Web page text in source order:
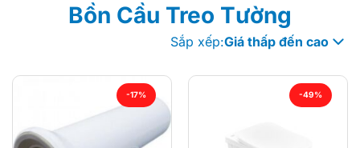
Bồn Cầu Treo Tường
Sắp xếp:Giá thấp đến cao
-17% -49%